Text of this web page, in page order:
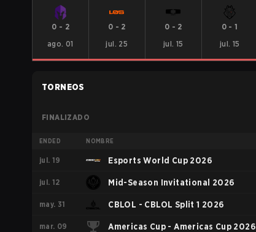
0 - 2
ago. 01
0 - 2
jul. 25
0 - 2
jul. 15
0 -1
jul. 15
TORNEOS
FINALIZADO
ENDED NOMBRE
jul. 19 Esports World Cup 2026
jul. 12 Mid-Season Invitational 2026
may. 31 CBLOL - CBLOL Split 1 2026
mar. 09 Americas Cup - Americas Cup 2026